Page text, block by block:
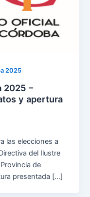
2025
2025 –
y apertura
las elecciones a
del Ilustre
de
presentada […]